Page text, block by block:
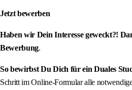
Jetzt bewerben
Haben wir Dein Interesse geweckt?!
Bewerbung.
So bewirbst Du Dich für ein Duales
Schritt im Online-Formular alle